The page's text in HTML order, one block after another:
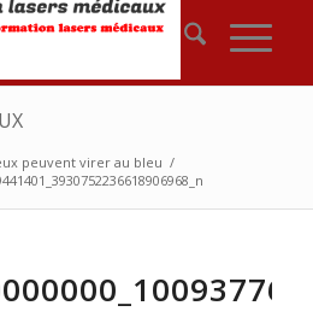
peuvent virer au bleu /